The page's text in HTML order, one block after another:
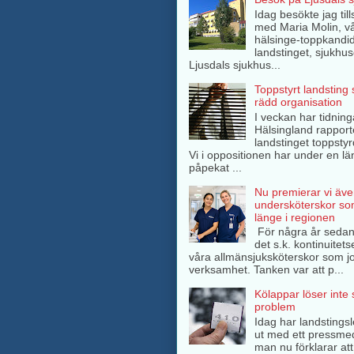
Idag besökte jag
med Maria Molin,
hälsinge-
landstinget,
Ljusdals sjukhus...
Toppstyrt landsting
rädd organisation
I veckan har
Hälsingland
landstinget
Vi i oppositionen har under en
påpekat ...
Nu premierar vi
undersköterskor
länge i regionen
För några år
det s.k.
våra allmänsjuksköterskor som
verksamhet. Tanken var att p...
Kölappar löser inte
problem
Idag har
ut med ett
man nu förklarar